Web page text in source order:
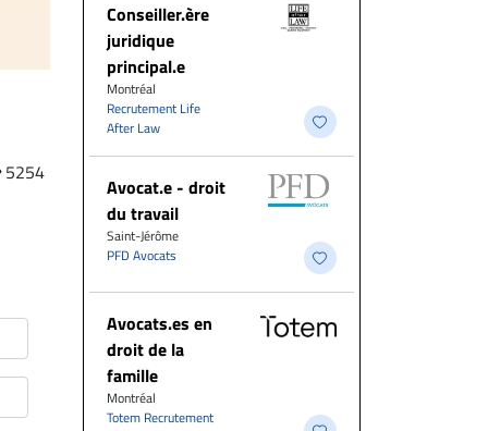
5254
Conseiller.ère
juridique
principal.e
Montréal
Recrutement Life
After Law
Avocat.e - droit
du travail
Saint-Jérôme
PFD Avocats
Avocats.es en
droit de la
famille
Montréal
Totem Recrutement